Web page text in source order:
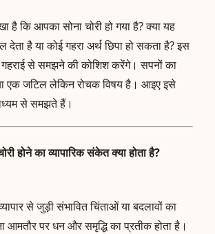
है कि आपका सोना चोरी हो गया है? क्या यह
है या कोई गहरा अर्थ छिपा हो सकता है? इस
से समझने की कोशिश करेंगे। सपनों का
एक जटिल लेकिन रोचक विषय है। आइए इसे
से समझते हैं।
होने का व्यापारिक संकेत क्या होता है?
से जुड़ी संभावित चिंताओं या बदलावों का
पर धन और समृद्धि का प्रतीक होता है।